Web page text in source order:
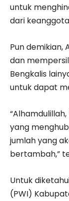
untuk
dari
Pun demikian,
dan
Bengkalis
untuk dapat
yang
jumlah yang
bertambah,”
Untuk
(PWI)